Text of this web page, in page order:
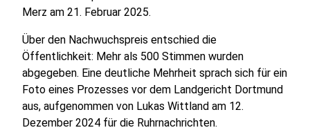
Merz am 21. Februar 2025.
Über den Nachwuchspreis entschied die
Öffentlichkeit: Mehr als 500 Stimmen wurden
abgegeben. Eine deutliche Mehrheit sprach sich für ein
Foto eines Prozesses vor dem Landgericht Dortmund
aus, aufgenommen von Lukas Wittland am 12.
Dezember 2024 für die Ruhrnachrichten.